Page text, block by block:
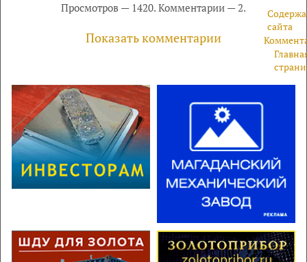
Просмотров — 1420. Комментарии — 2.
Показать комментарии
сайта